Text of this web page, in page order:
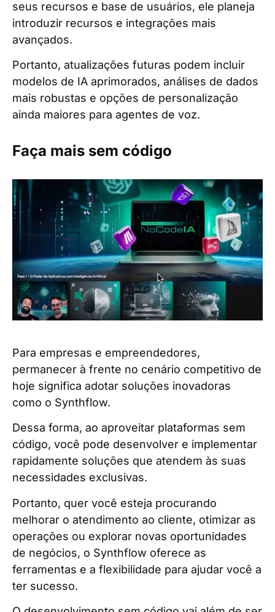
seus recursos e base de usuários, ele planeja
introduzir recursos e integrações mais
avançados.
Portanto, atualizações futuras podem incluir
modelos de IA aprimorados, análises de dados
mais robustas e opções de personalização
ainda maiores para agentes de voz.
Faça mais sem código
Para empresas e empreendedores,
permanecer à frente no cenário competitivo de
hoje significa adotar soluções inovadoras
como o Synthflow.
Dessa forma, ao aproveitar plataformas sem
código, você pode desenvolver e implementar
rapidamente soluções que atendem às suas
necessidades exclusivas.
Portanto, quer você esteja procurando
melhorar o atendimento ao cliente, otimizar as
operações ou explorar novas oportunidades
de negócios, o Synthflow oferece as
ferramentas e a flexibilidade para ajudar você a
ter sucesso.